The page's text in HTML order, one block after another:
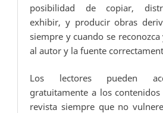
posibilidad de copiar,
exhibir, y producir obras
siempre y cuando se reconozca
al autor y la fuente
Los lectores pueden
gratuitamente a los
revista siempre que no